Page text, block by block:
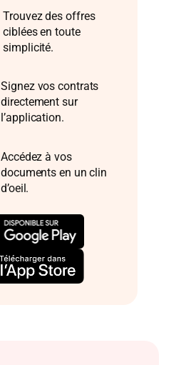
Trouvez des offres
ciblées en toute
simplicité.
Signez vos contrats
directement sur
l’application.
Accédez à vos
documents en un clin
d’oeil.